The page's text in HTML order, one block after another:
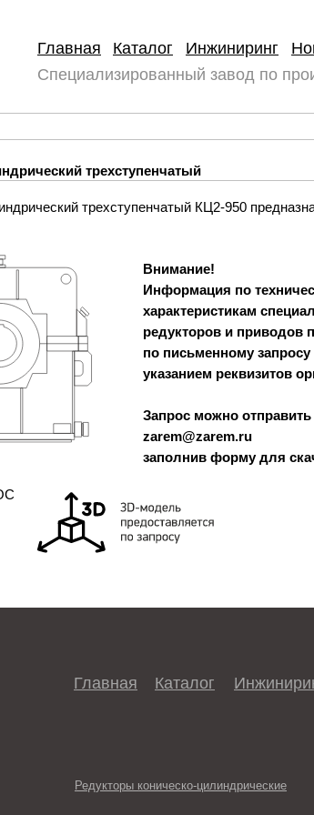
Каталог Инжиниринг
Главная
Специализированный завод по
трехступенчатый КЦ2-950
Внимание!
Информация по
характеристикам
редукторов и приводов
по письменному
указанием реквизитов
Запрос можно отправить
zarem@zarem.ru
заполнив форму для
трехступенчатый
Каталог
Главная
Редукторы коническо-цилиндрические